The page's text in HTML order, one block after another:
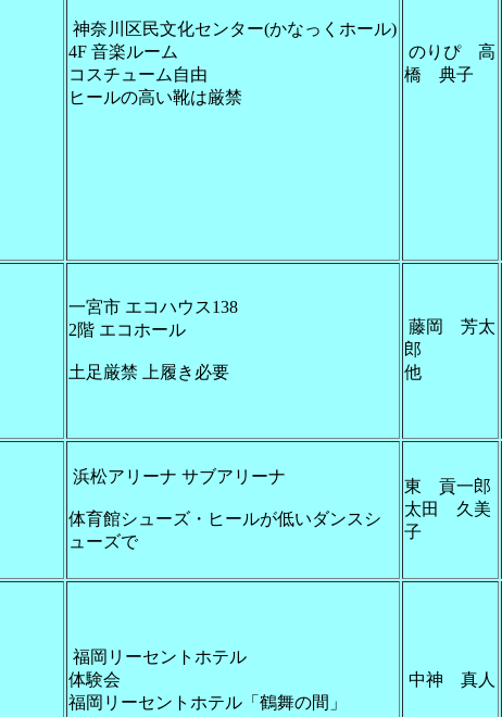
神奈川区民文化センター(かなっくホール)
4F 音楽ルーム
コスチューム自由
ヒールの高い靴は厳禁
のりぴ 高
橋 典子
一宮市 エコハウス138
2階 エコホール
土足厳禁 上履き必要
藤岡 芳太
郎
他
浜松アリーナ サブアリーナ
体育館シューズ・ヒールが低いダンスシ
ューズで
東 貢一郎
太田 久美
子
福岡リーセントホテル
体験会
福岡リーセントホテル「鶴舞の間」
中神 真人